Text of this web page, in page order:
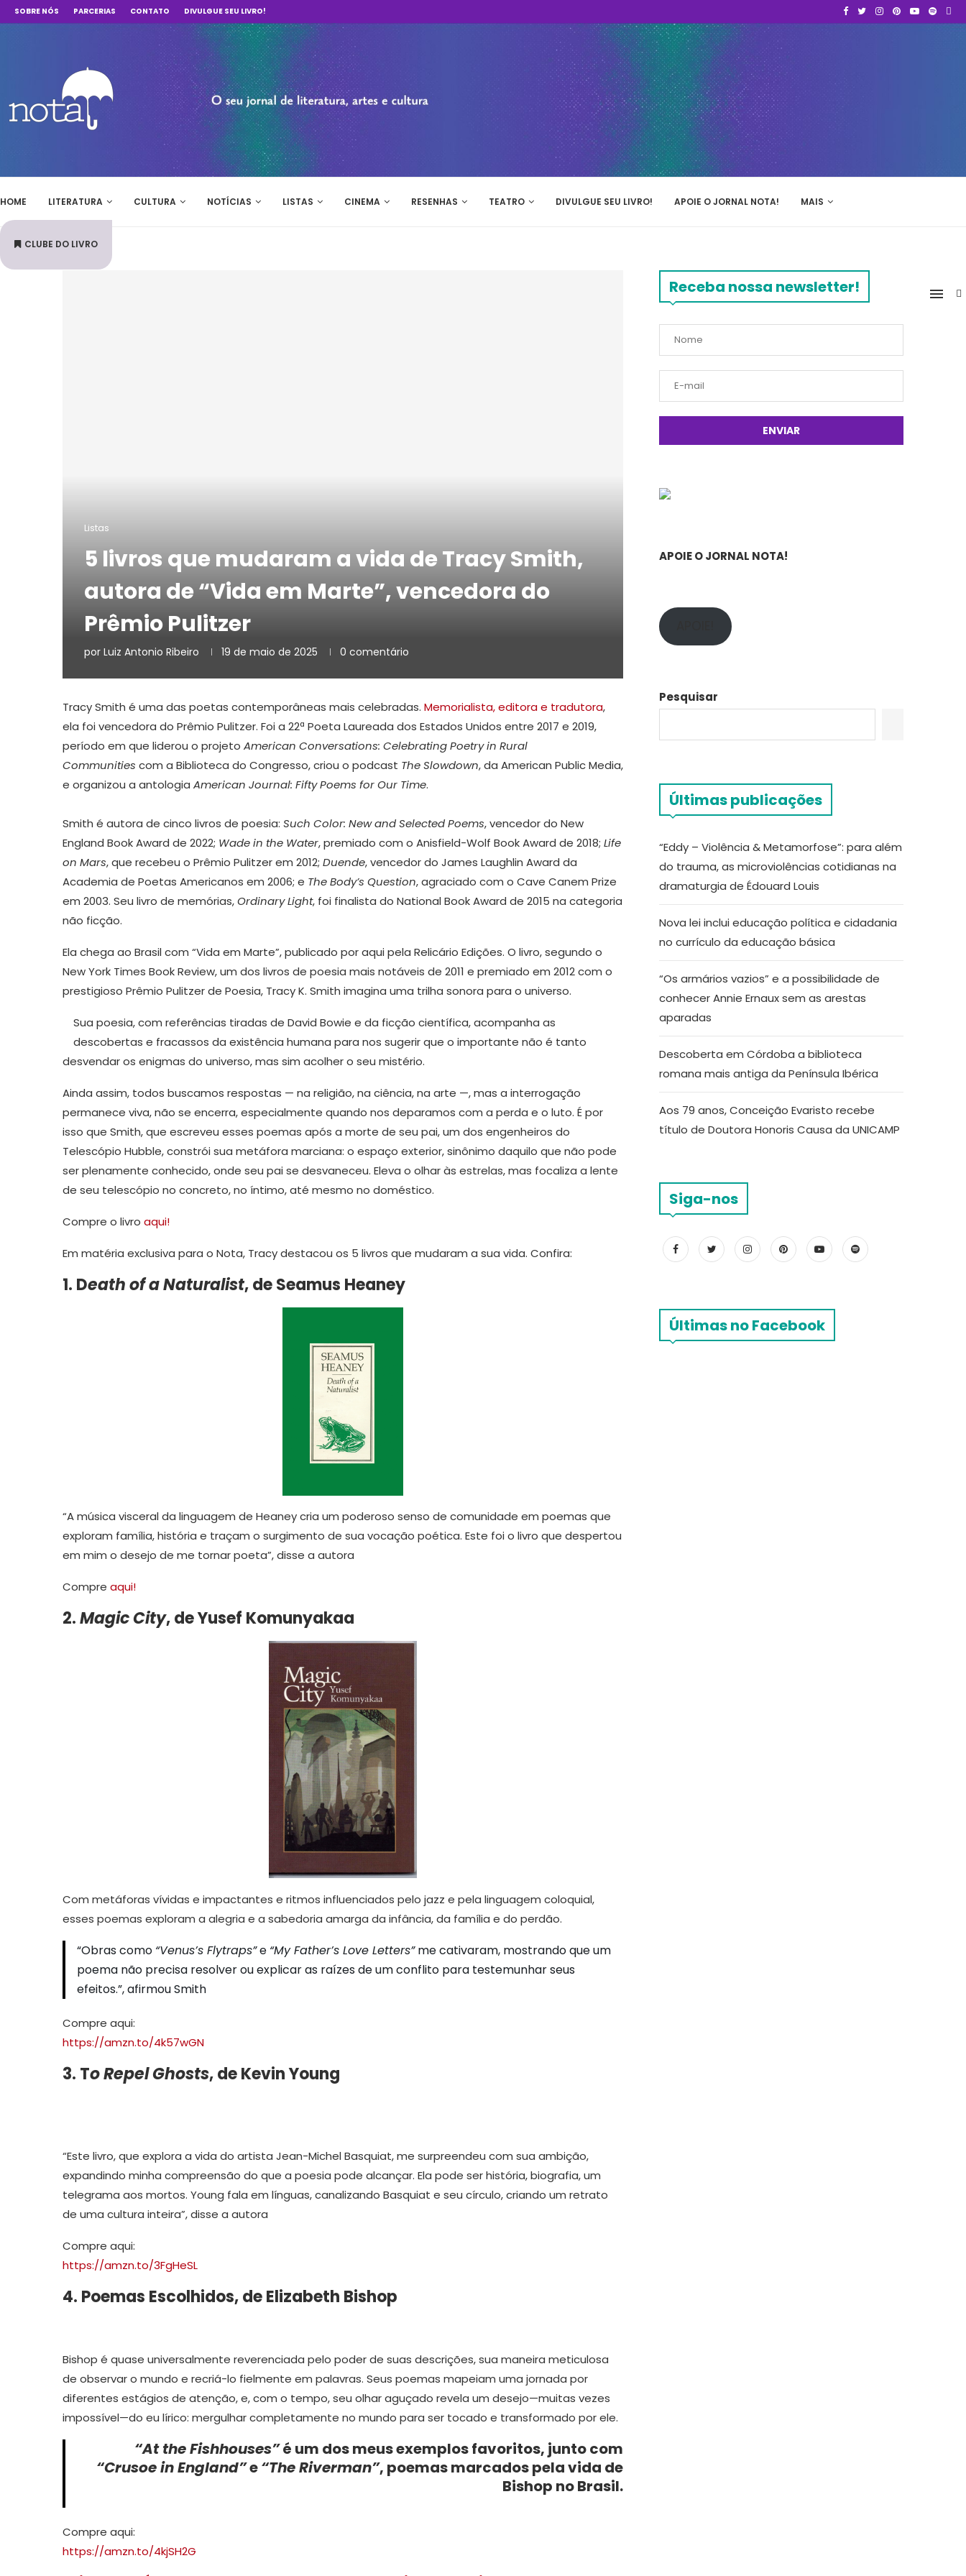
SOBRE NÓS PARCERIAS CONTATO DIVULGUE SEU LIVRO!
HOME LITERATURA CULTURA NOTÍCIAS LISTAS CINEMA RESENHAS TEATRO DIVULGUE SEU LIVRO! APOIE O JORNAL NOTA! MAIS
CLUBE DO LIVRO
Listas
5 livros que mudaram a vida de Tracy Smith,
autora de “Vida em Marte”, vencedora do
Prêmio Pulitzer
por Luiz Antonio Ribeiro 19 de maio de 2025 0 comentário
Tracy Smith é uma das poetas contemporâneas mais celebradas. Memorialista, editora e tradutora,
ela foi vencedora do Prêmio Pulitzer. Foi a 22ª Poeta Laureada dos Estados Unidos entre 2017 e 2019,
período em que liderou o projeto American Conversations: Celebrating Poetry in Rural
Communities com a Biblioteca do Congresso, criou o podcast The Slowdown, da American Public Media,
e organizou a antologia American Journal: Fifty Poems for Our Time.
Smith é autora de cinco livros de poesia: Such Color: New and Selected Poems, vencedor do New
England Book Award de 2022; Wade in the Water, premiado com o Anisfield-Wolf Book Award de 2018; Life
on Mars, que recebeu o Prêmio Pulitzer em 2012; Duende, vencedor do James Laughlin Award da
Academia de Poetas Americanos em 2006; e The Body’s Question, agraciado com o Cave Canem Prize
em 2003. Seu livro de memórias,Ordinary Light, foi finalista do National Book Award de 2015 na categoria
não ficção.
Ela chega ao Brasil com “Vida em Marte”, publicado por aqui pela Relicário Edições. O livro, segundo o
New York Times Book Review, um dos livros de poesia mais notáveis de 2011 e premiado em 2012 com o
prestigioso Prêmio Pulitzer de Poesia, Tracy K. Smith imagina uma trilha sonora para o universo.
Sua poesia, com referências tiradas de David Bowie e da ficção científica, acompanha as
descobertas e fracassos da existência humana para nos sugerir que o importante não é tanto
desvendar os enigmas do universo, mas sim acolher o seu mistério.
Ainda assim, todos buscamos respostas — na religião, na ciência, na arte —, mas a interrogação
permanece viva, não se encerra, especialmente quando nos deparamos com a perda e o luto. É por
isso que Smith, que escreveu esses poemas após a morte de seu pai, um dos engenheiros do
Telescópio Hubble, constrói sua metáfora marciana: o espaço exterior, sinônimo daquilo que não pode
ser plenamente conhecido, onde seu pai se desvaneceu. Eleva o olhar às estrelas, mas focaliza a lente
de seu telescópio no concreto, no íntimo, até mesmo no doméstico.
Compre o livro aqui!
Em matéria exclusiva para o Nota, Tracy destacou os 5 livros que mudaram a sua vida. Confira:
1. Death of a Naturalist, deSeamus Heaney
“A música visceral da linguagem de Heaney cria um poderoso senso de comunidade em poemas que
exploram família, história e traçam o surgimento de sua vocação poética. Este foi o livro que despertou
em mim o desejo de me tornar poeta”, disse a autora
Compre aqui!
2.Magic City, deYusef Komunyakaa
Com metáforas vívidas e impactantes e ritmos influenciados pelo jazz e pela linguagem coloquial,
esses poemas exploram a alegria e a sabedoria amarga da infância, da família e do perdão.
“Obras como “Venus’s Flytraps”e “My Father’s Love Letters”me cativaram, mostrando que um
poema não precisa resolver ou explicar as raízes de um conflito para testemunhar seus
efeitos.”, afirmou Smith
Compre aqui:
https://amzn.to/4k57wGN
3. To Repel Ghosts, deKevin Young
“Este livro, que explora a vida do artista Jean-Michel Basquiat, me surpreendeu com sua ambição,
expandindo minha compreensão do que a poesia pode alcançar. Ela pode ser história, biografia, um
telegrama aos mortos. Young fala em línguas, canalizando Basquiat e seu círculo, criando um retrato
de uma cultura inteira”, disse a autora
Compre aqui:
https://amzn.to/3FgHeSL
4. Poemas Escolhidos, de Elizabeth Bishop
Bishop é quase universalmente reverenciada pelo poder de suas descrições, sua maneira meticulosa
de observar o mundo e recriá-lo fielmente em palavras. Seus poemas mapeiam uma jornada por
diferentes estágios de atenção, e, com o tempo, seu olhar aguçado revela um desejo—muitas vezes
impossível—do eu lírico: mergulhar completamente no mundo para ser tocado e transformado por ele.
“At the Fishhouses”é um dos meus exemplos favoritos, junto com
“Crusoe in England”e“The Riverman”, poemas marcados pela vida de
Bishop no Brasil.
Compre aqui:
https://amzn.to/4kjSH2G
Receba nossa newsletter!
APOIE O JORNAL NOTA!
Pesquisar
Últimas publicações
“Eddy – Violência & Metamorfose”: para além
do trauma, as microviolências cotidianas na
dramaturgia de Édouard Louis
Nova lei inclui educação política e cidadania
no currículo da educação básica
“Os armários vazios” e a possibilidade de
conhecer Annie Ernaux sem as arestas
aparadas
Descoberta em Córdoba a biblioteca
romana mais antiga da Península Ibérica
Aos 79 anos, Conceição Evaristo recebe
título de Doutora Honoris Causa da UNICAMP
Siga-nos
Últimas no Facebook